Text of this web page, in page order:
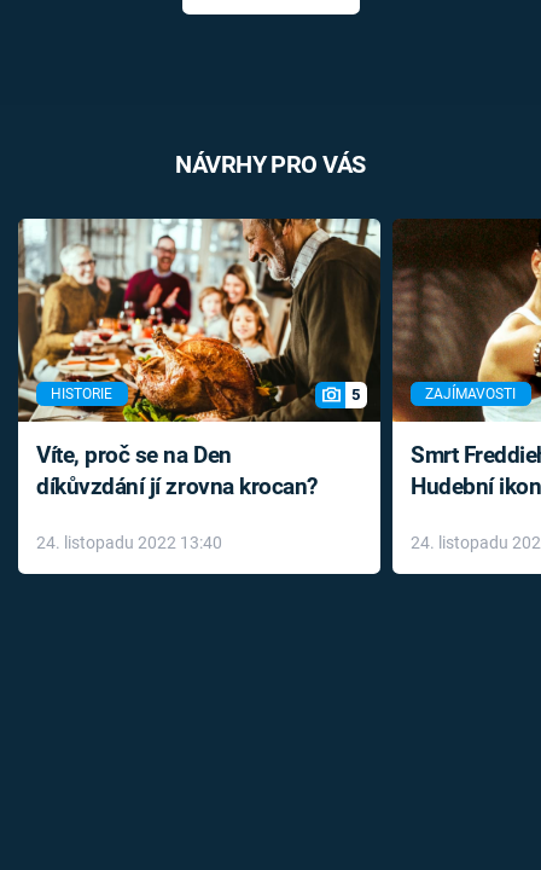
NÁVRHY PRO VÁS
HISTORIE 5
Víte, proč se na Den
díkůvzdání jí zrovna krocan?
24. listopadu 2022 13:40
ZAJÍMAVOSTI
Smrt
Hudební
léky
24. listopadu